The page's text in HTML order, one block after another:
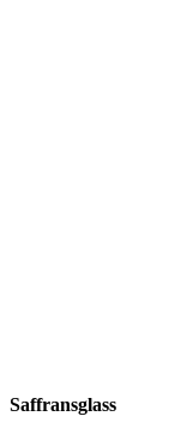
Saffransglass